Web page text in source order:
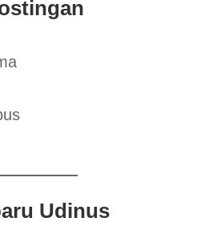
Udinus